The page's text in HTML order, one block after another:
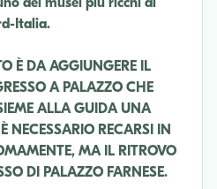
Italia.
È DA AGGIUNGERE IL
A PALAZZO CHE
ALLA GUIDA UNA
NECESSARIO RECARSI IN
MA IL RITROVO
DI PALAZZO FARNESE.